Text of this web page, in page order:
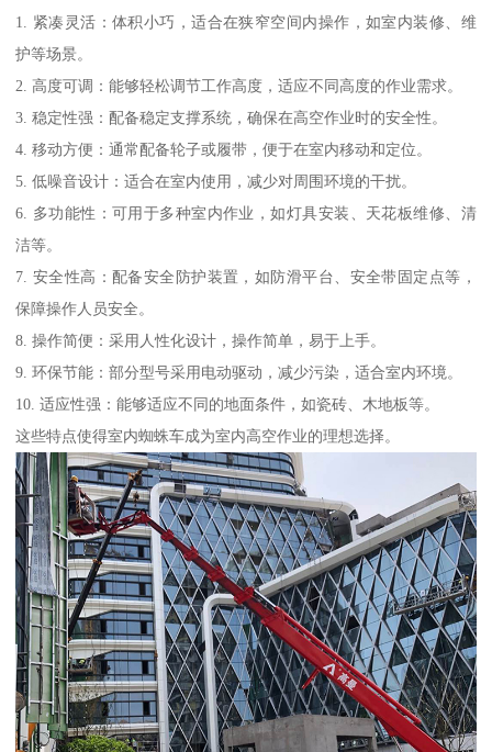
1. 紧凑灵活：体积小巧，适合在狭窄空间内操作，如室内装修、维
护等场景。
2. 高度可调：能够轻松调节工作高度，适应不同高度的作业需求。
3. 稳定性强：配备稳定支撑系统，确保在高空作业时的安全性。
4. 移动方便：通常配备轮子或履带，便于在室内移动和定位。
5. 低噪音设计：适合在室内使用，减少对周围环境的干扰。
6. 多功能性：可用于多种室内作业，如灯具安装、天花板维修、清
洁等。
7. 安全性高：配备安全防护装置，如防滑平台、安全带固定点等，
保障操作人员安全。
8. 操作简便：采用人性化设计，操作简单，易于上手。
9. 环保节能：部分型号采用电动驱动，减少污染，适合室内环境。
10. 适应性强：能够适应不同的地面条件，如瓷砖、木地板等。
这些特点使得室内蜘蛛车成为室内高空作业的理想选择。